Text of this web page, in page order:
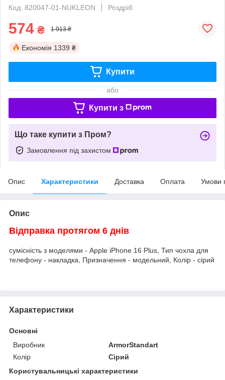
Код: 820047-01-NUKLEON
Роздріб
574 ₴ 1 913 ₴
Економія 1339 ₴
Купити
або
Купити з
Що таке купити з Пром?
Замовлення під захистом
Опис Характеристики Доставка Оплата Умови
Опис
Відправка протягом 6 днів
сумісність з моделями - Apple iPhone 16 Plus, Тип чохла для
телефону - накладка, Призначення - модельний, Колір - сірий
Характеристики
Основні
Виробник
ArmorStandart
Колір
Сірий
Користувальницькі характеристики